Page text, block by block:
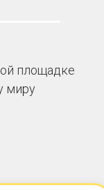
площадке
миру